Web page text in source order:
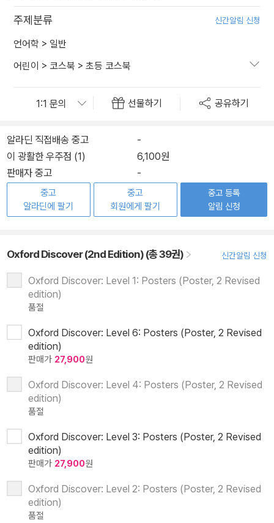
주제분류 신간알림 신청
언어학 > 일반
어린이 > 코스북 > 초등 코스북
선물하기 공유하기
알라딘 직접배송 중고
-
이 광활한 우주점 (1)
6,100원
판매자 중고
-
중고
알라딘에 팔기
중고
회원에게 팔기
중고 등록
알림 신청
Oxford Discover (2nd Edition) (총 39권) 신간알림 신청
Oxford Discover: Level 1: Posters (Poster, 2 Revised
edition)
품절
Oxford Discover: Level 6: Posters (Poster, 2 Revised
edition)
판매가 27,900원
Oxford Discover: Level 4: Posters (Poster, 2 Revised
edition)
품절
Oxford Discover: Level 3: Posters (Poster, 2 Revised
edition)
판매가 27,900원
Oxford Discover: Level 2: Posters (Poster, 2 Revised
edition)
품절